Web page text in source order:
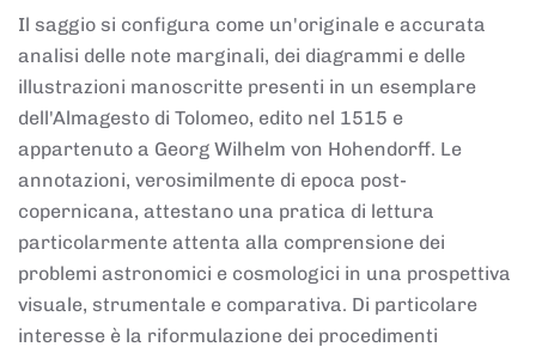
Il saggio si configura come un'originale e accurata
analisi delle note marginali, dei diagrammi e delle
illustrazioni manoscritte presenti in un esemplare
dell'Almagesto di Tolomeo, edito nel 1515 e
appartenuto a Georg Wilhelm von Hohendorff. Le
annotazioni, verosimilmente di epoca post-
copernicana, attestano una pratica di lettura
particolarmente attenta alla comprensione dei
problemi astronomici e cosmologici in una prospettiva
visuale, strumentale e comparativa. Di particolare
interesse è la riformulazione dei procedimenti